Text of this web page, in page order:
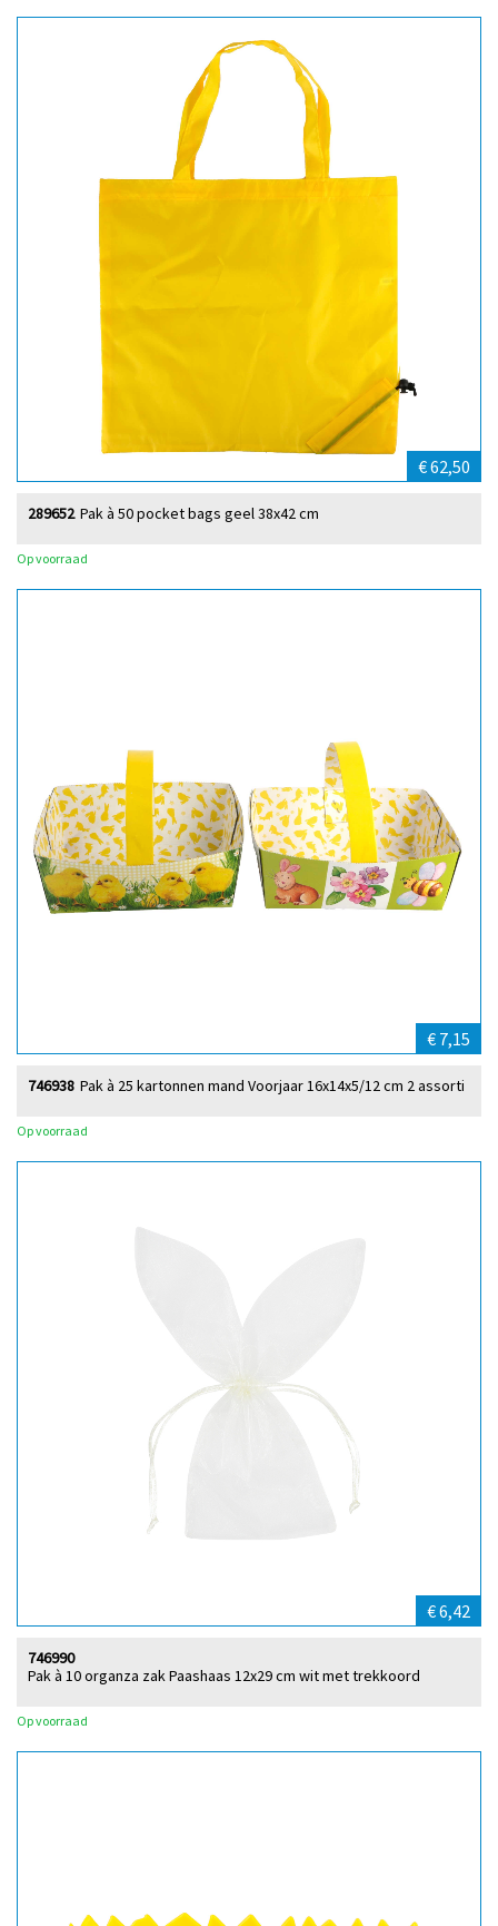
€ 62,50
Pak à 50 pocket bags geel 38x42 cm
289652
Op voorraad
€ 7,15
Pak à 25 kartonnen mand Voorjaar 16x14x5/12 cm 2 assorti
746938
Op voorraad
€ 6,42
Pak à 10 organza zak Paashaas 12x29 cm wit met trekkoord
746990
Op voorraad